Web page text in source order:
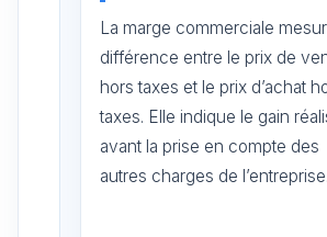
La marge commerciale
différence entre le prix de
hors taxes et le prix d’achat
taxes. Elle indique le gain
avant la prise en compte des
autres charges de l’entreprise.